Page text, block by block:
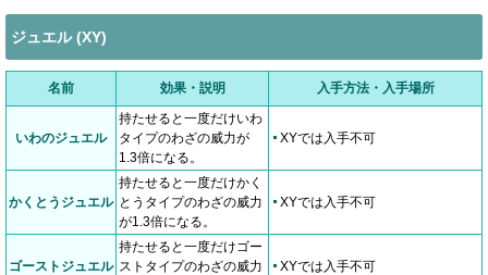
ジュエル (XY)
名前 効果・説明 入手方法・入手場所
いわのジュエル
持たせると一度だけいわ
タイプのわざの威力が
1.3倍になる。
XYでは入手不可
かくとうジュエル
持たせると一度だけかく
とうタイプのわざの威力
が1.3倍になる。
XYでは入手不可
ゴーストジュエル
持たせると一度だけゴー
ストタイプのわざの威力
XYでは入手不可